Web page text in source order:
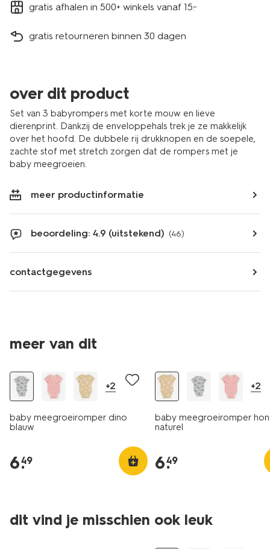
gratis afhalen in 500+ winkels vanaf 15.-
gratis retourneren binnen 30 dagen
over dit product
Set van 3 babyrompers met korte mouw en lieve
dierenprint. Dankzij de enveloppehals trek je ze makkelijk
over het hoofd. De dubbele rij drukknopen en de soepele,
zachte stof met stretch zorgen dat de rompers met je
baby meegroeien.
meer productinformatie
beoordeling: 4.9 (uitstekend) (46)
contactgegevens
meer van dit
+2
baby meegroeiromper dino
blauw
6.
49
+2
baby meegroeiromper
naturel
6.
49
dit vind je misschien ook leuk
sale
sale